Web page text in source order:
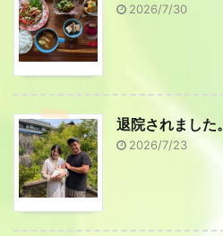
2026/7/30
退院されました。
2026/7/23